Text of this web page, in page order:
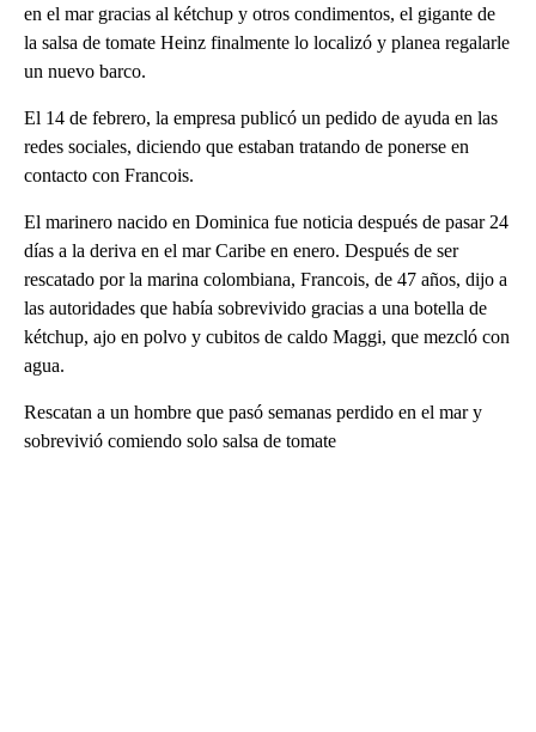
en el mar gracias al kétchup y otros condimentos, el gigante de
la salsa de tomate Heinz finalmente lo localizó y planea regalarle
un nuevo barco.
El 14 de febrero, la empresa publicó un pedido de ayuda en las
redes sociales, diciendo que estaban tratando de ponerse en
contacto con Francois.
El marinero nacido en Dominica fue noticia después de pasar 24
días a la deriva en el mar Caribe en enero. Después de ser
rescatado por la marina colombiana, Francois, de 47 años, dijo a
las autoridades que había sobrevivido gracias a una botella de
kétchup, ajo en polvo y cubitos de caldo Maggi, que mezcló con
agua.
Rescatan a un hombre que pasó semanas perdido en el mar y
sobrevivió comiendo solo salsa de tomate